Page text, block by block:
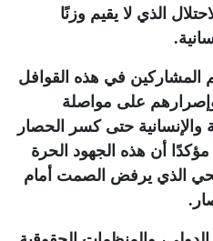
الذي لا يقيم وزنًا
.
المشاركين في هذه القوافل
وإصرارهم على مواصلة
والإنسانية حتى كسر الحصار
أن هذه الجهود الحرة
الذي يرفض الصمت أمام
.